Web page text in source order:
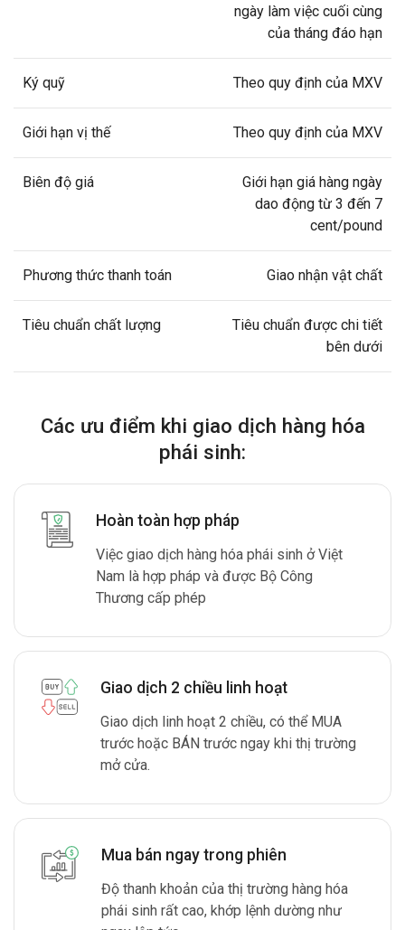
ngày làm việc cuối cùng
của tháng đáo hạn
Ký quỹ Theo quy định của MXV
Giới hạn vị thế Theo quy định của MXV
Biên độ giá
Giới hạn giá hàng ngày
dao động từ 3 đến 7
cent/pound
Phương thức thanh toán Giao nhận vật chất
Tiêu chuẩn chất lượng
Tiêu chuẩn được chi tiết
bên dưới
Các ưu điểm khi giao dịch hàng hóa
phái sinh:
Hoàn toàn hợp pháp
Việc giao dịch hàng hóa phái sinh ở Việt
Nam là hợp pháp và được Bộ Công
Thương cấp phép
Giao dịch 2 chiều linh hoạt
Giao dịch linh hoạt 2 chiều, có thể MUA
trước hoặc BÁN trước ngay khi thị trường
mở cửa.
Mua bán ngay trong phiên
Độ thanh khoản của thị trường hàng hóa
phái sinh rất cao, khớp lệnh dường như